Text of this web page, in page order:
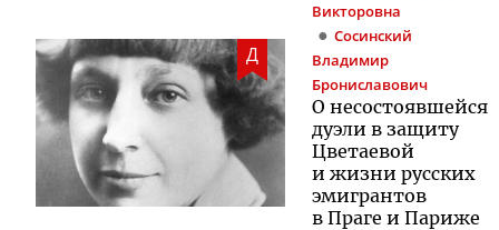
Д
Викторовна
Сосинский
Владимир
Брониславович
О несостоявшейся
дуэли в защиту
Цветаевой
и жизни русских
эмигрантов
в Праге и Париже